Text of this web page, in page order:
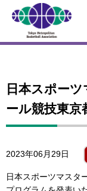
日本スポー
ール競技東京
2023年06月29日
日本スポーツマスタ